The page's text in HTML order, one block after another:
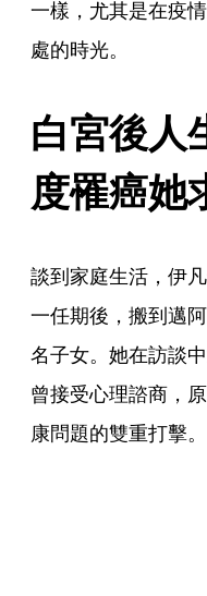
一樣，尤其是在疫
處的時光。
白宮後人
度罹癌她
談到家庭生活，伊
一任期後，搬到邁
名子女。她在訪談
曾接受心理諮商，
康問題的雙重打擊。